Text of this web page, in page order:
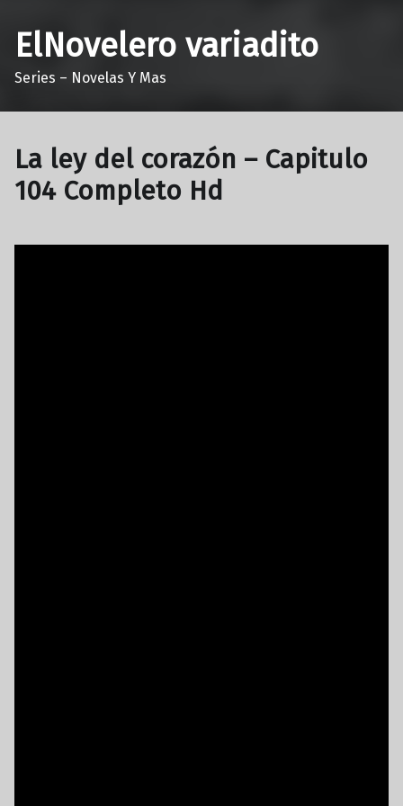
ElNovelero variadito
Series – Novelas Y Mas
La ley del corazón – Capitulo
104 Completo Hd